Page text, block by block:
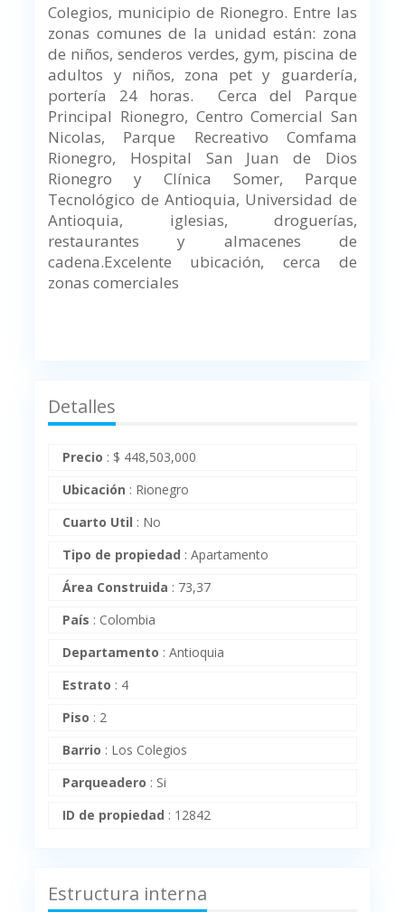
Colegios, municipio de Rionegro. Entre las
zonas comunes de la unidad están: zona
de niños, senderos verdes, gym, piscina de
adultos y niños, zona pet y guardería,
portería 24 horas. Cerca del Parque
Principal Rionegro, Centro Comercial San
Nicolas, Parque Recreativo Comfama
Rionegro, Hospital San Juan de Dios
Rionegro y Clínica Somer, Parque
Tecnológico de Antioquia, Universidad de
Antioquia, iglesias, droguerías,
restaurantes y almacenes de
cadena.Excelente ubicación, cerca de
zonas comerciales
Detalles
Precio : $ 448,503,000
Ubicación : Rionegro
Cuarto Util : No
Tipo de propiedad :Apartamento
Área Construida : 73,37
País : Colombia
Departamento :Antioquia
Estrato : 4
Piso : 2
Barrio : Los Colegios
Parqueadero : Si
ID de propiedad : 12842
Estructura interna